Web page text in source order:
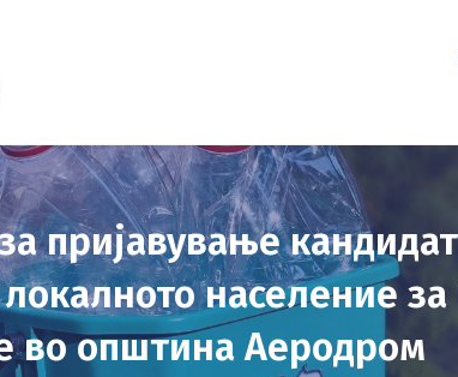
пријавување
население
во општина Аеродром